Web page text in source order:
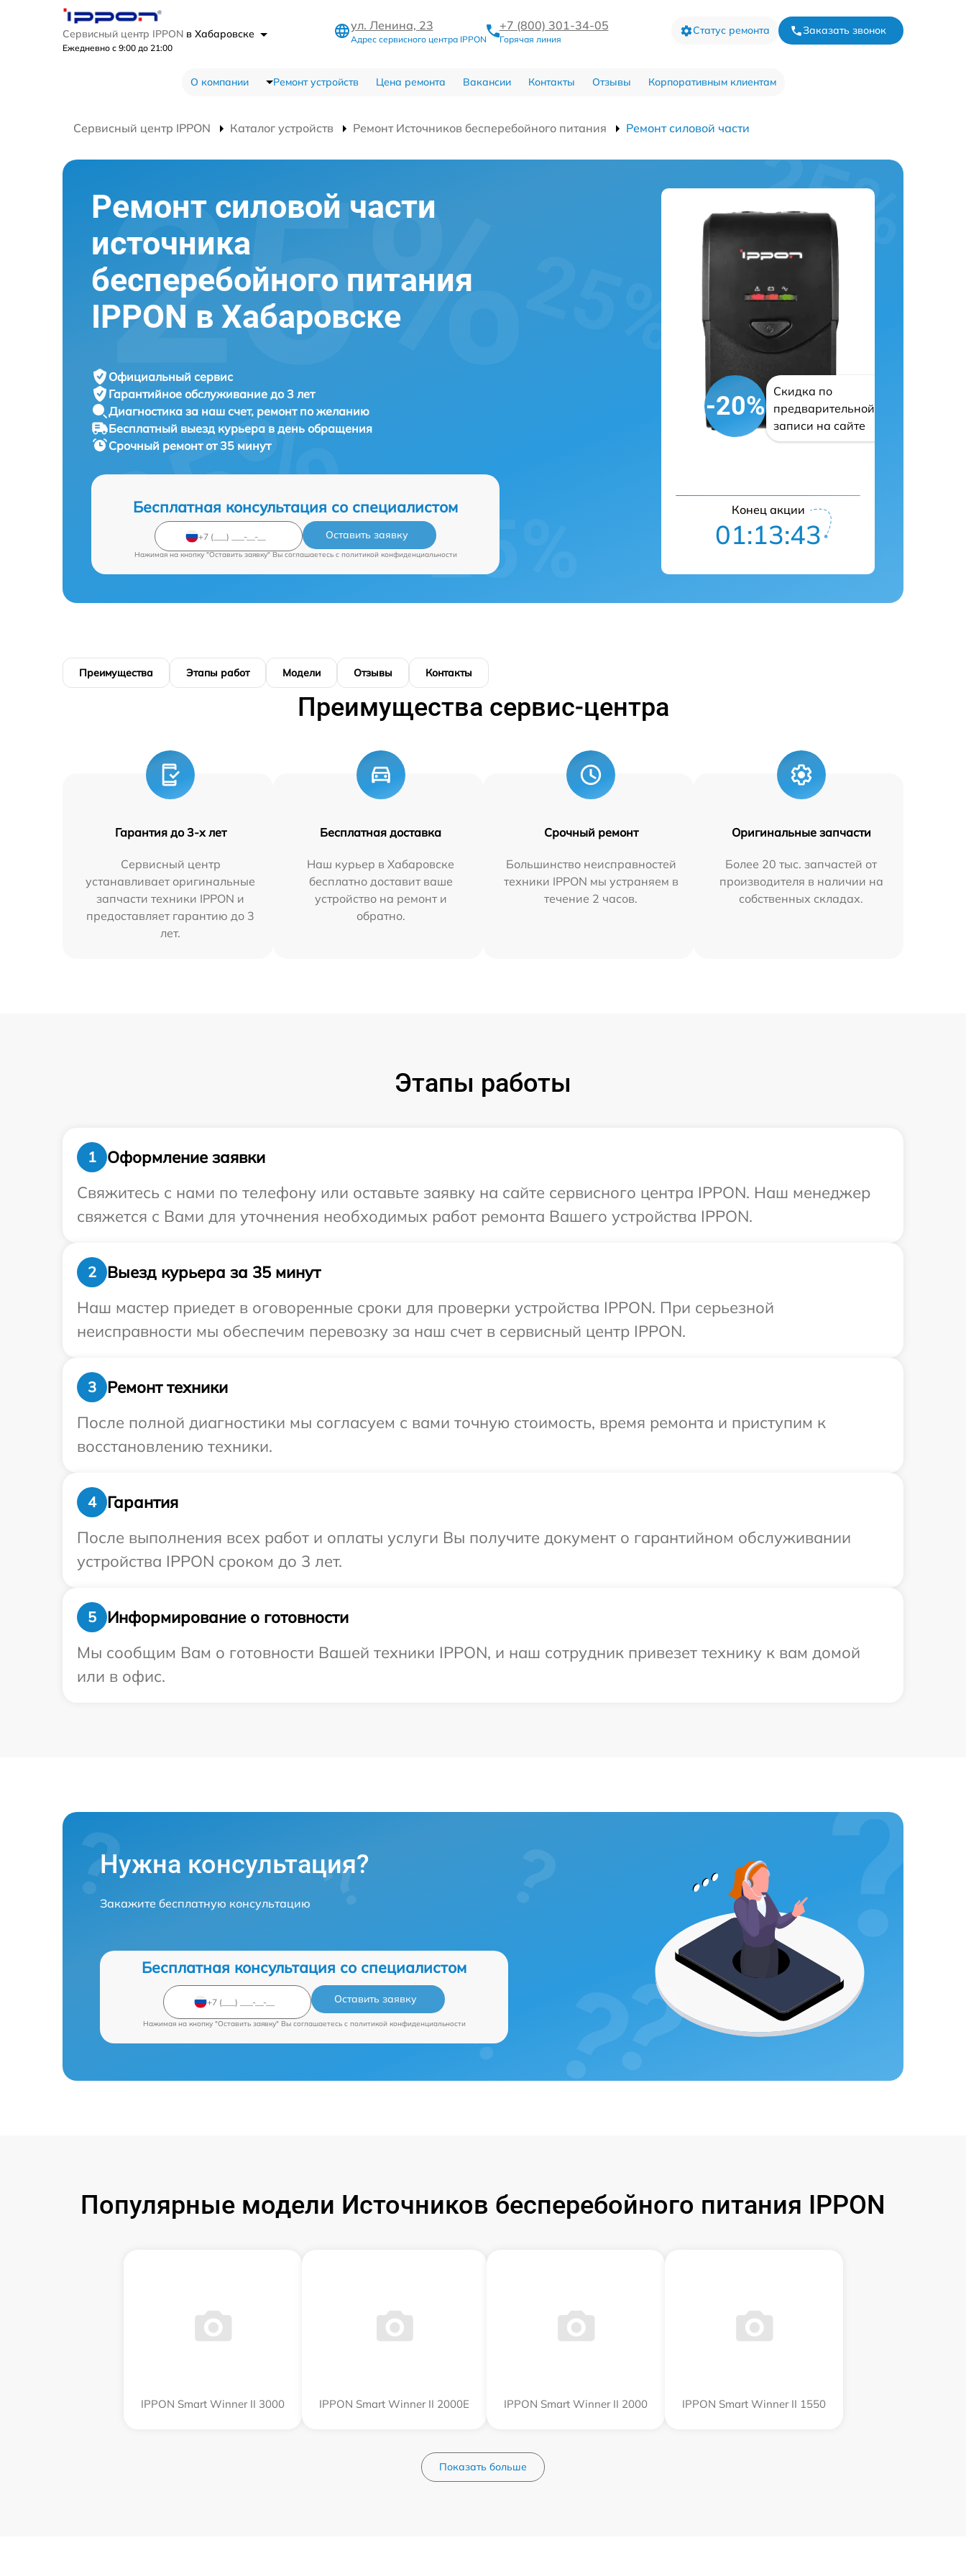
Сервисный центр IPPON в Хабаровске
Ежедневно с 9:00 до 21:00
ул. Ленина, 23
Адрес сервисного центра IPPON
+7 (800) 301-34-05
Горячая линия
Статус ремонта Заказать звонок
О компании Ремонт устройств Цена ремонта Вакансии Контакты Отзывы Корпоративным клиентам
Сервисный центр IPPON Каталог устройств Ремонт Источников бесперебойного питания Ремонт силовой части
Ремонт силовой части
источника
бесперебойного питания
IPPON в Хабаровске
Официальный сервис
Гарантийное обслуживание до 3 лет
Диагностика за наш счет, ремонт по желанию
Бесплатный выезд курьера в день обращения
Срочный ремонтот 35 минут
Бесплатная консультация со специалистом
Оставить заявку
Нажимая на кнопку "Оставить заявку" Вы соглашаетесь c политикой конфиденциальности
-20%
Скидка по
предварительной
записи на сайте
Конец акции
01:13:41
Преимущества Этапы работ Модели Отзывы Контакты
Преимущества сервис-центра
Гарантия до 3-х лет
Сервисный центр
устанавливает оригинальные
запчасти техники IPPON и
предоставляет гарантию до 3
лет.
Бесплатная доставка
Наш курьер в Хабаровске
бесплатно доставит ваше
устройство на ремонт и
обратно.
Срочный ремонт
Большинство неисправностей
техники IPPON мы устраняем в
течение 2 часов.
Оригинальные запчасти
Более 20 тыс. запчастей от
производителя в наличии на
собственных складах.
Этапы работы
1
Оформление заявки
Свяжитесь с нами по телефону или оставьте заявку на сайте сервисного центра IPPON. Наш менеджер
свяжется с Вами для уточнения необходимых работ ремонта Вашего устройства IPPON.
2
Выезд курьера за 35 минут
Наш мастер приедет в оговоренные сроки для проверки устройства IPPON. При серьезной
неисправности мы обеспечим перевозку за наш счет в сервисный центр IPPON.
3
Ремонт техники
После полной диагностики мы согласуем с вами точную стоимость, время ремонта и приступим к
восстановлению техники.
4
Гарантия
После выполнения всех работ и оплаты услуги Вы получите документ о гарантийном обслуживании
устройства IPPON сроком до 3 лет.
5
Информирование о готовности
Мы сообщим Вам о готовности Вашей техники IPPON, и наш сотрудник привезет технику к вам домой
или в офис.
Нужна консультация?
Закажите бесплатную консультацию
Бесплатная консультация со специалистом
Оставить заявку
Нажимая на кнопку "Оставить заявку" Вы соглашаетесь c политикой конфиденциальности
Популярные модели Источников бесперебойного питания IPPON
IPPON Smart Winner II 3000 IPPON Smart Winner II 2000E IPPON Smart Winner II 2000 IPPON Smart Winner II 1550
Показать больше